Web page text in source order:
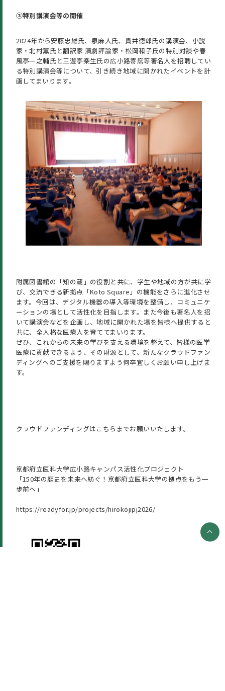
③特別講演会等の開催
2024年から安藤忠雄氏、泉麻人氏、貫井徳郎氏の講演会、小説
家・北村薫氏と翻訳家 演劇評論家・松岡和子氏の特別対談や春
風亭一之輔氏と三遊亭楽生氏の広小路寄席等著名人を招聘してい
る特別講演会等について、引き続き地域に開かれたイベントを計
画してまいります。
附属図書館の「知の蔵」の役割と共に、学生や地域の方が共に学
び、交流できる新拠点「Koto Square」の機能をさらに進化させ
ます。今回は、デジタル機器の導入等環境を整備し、コミュニケ
ーションの場として活性化を目指します。また今後も著名人を招
いて講演会などを企画し、地域に開かれた場を皆様へ提供すると
共に、全人格な医療人を育ててまいります。
ぜひ、これからの未来の学びを支える環境を整えて、皆様の医学
医療に貢献できるよう、その財源として、新たなクラウドファン
ディングへのご支援を賜りますよう何卒宜しくお願い申し上げま
す。
クラウドファンディングはこちらまでお願いいたします。
京都府立医科大学広小路キャンパス活性化プロジェクト
「150年の歴史を未来へ紡ぐ！京都府立医科大学の拠点をもう一
歩前へ」
https://readyfor.jp/projects/hirokojipj2026/